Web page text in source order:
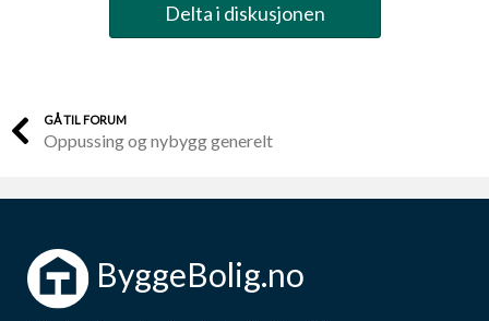
Delta i diskusjonen
GÅ TIL FORUM
Oppussing og nybygg generelt
ByggeBolig.no